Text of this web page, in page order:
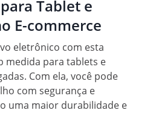
Tablet e
E-commerce
eletrônico com esta
medida para tablets e
Com ela, você pode
com segurança e
uma maior durabilidade e